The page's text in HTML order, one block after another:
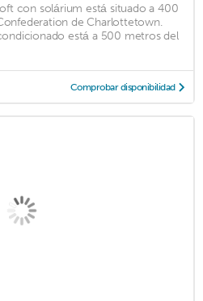
con solárium está situado a 400
de Charlottetown.
está a 500 metros del
Comprobar disponibilidad